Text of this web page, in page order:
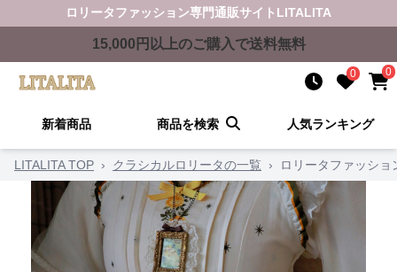
ロリータファッション専門通販サイト LITALITA
15,000 円以上のご購入で送料無料
0 0
新着商品 商品を検索 人気ランキング
LITALITA TOP › クラシカルロリータの一覧 › ロリータファッシ